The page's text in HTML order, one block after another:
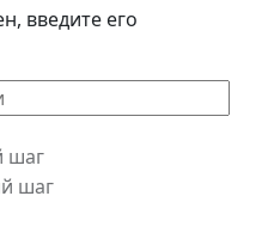
введите его
На следующий шаг